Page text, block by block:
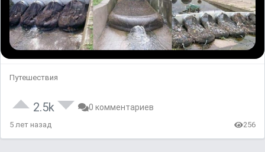
Путешествия
2.5k 0 комментариев
5 лет назад 256